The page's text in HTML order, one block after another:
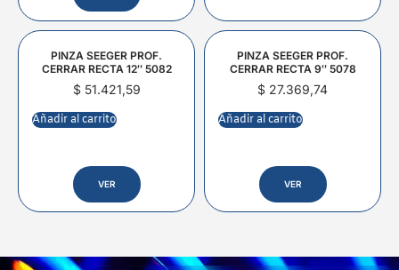
PINZA SEEGER PROF.
CERRAR RECTA 12″ 5082
$51.421,59
Añadir al carrito
VER
PINZA SEEGER PROF.
CERRAR RECTA 9″ 5078
$ 27.369,74
Añadir al carrito
VER